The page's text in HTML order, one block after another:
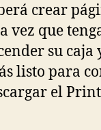
crear
vez que
su
listo para
el